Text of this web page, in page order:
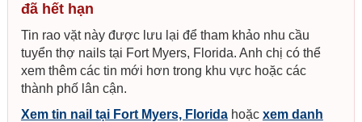
đã hết hạn
Tin rao vặt này được lưu lại để tham khảo nhu cầu
tuyển thợ nails tại Fort Myers, Florida. Anh chị có thể
xem thêm các tin mới hơn trong khu vực hoặc các
thành phố lân cận.
Xem tin nail tại Fort Myers, Floridahoặc xem danh